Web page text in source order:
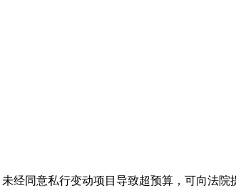
同意私行变动项目导致超预算，可向法院